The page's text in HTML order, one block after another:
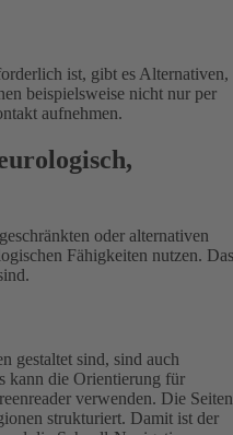
ist, gibt es Alternativen,
beispielsweise nicht nur per
aufnehmen.
oder alternativen
Fähigkeiten nutzen. Das
gestaltet sind, sind auch
kann die Orientierung für
verwenden. Die Seiten
strukturiert. Damit ist der